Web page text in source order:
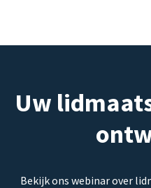
Uw
Bekijk ons webinar over